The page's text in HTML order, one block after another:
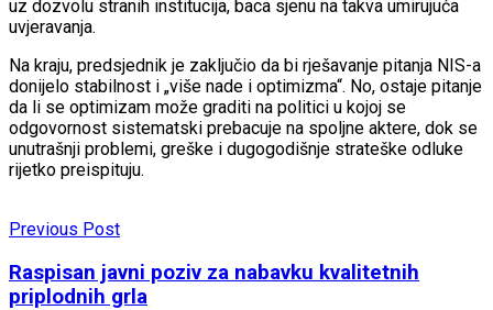
uz dozvolu stranih institucija, baca sjenu na takva umirujuća
uvjeravanja.
Na kraju, predsjednik je zaključio da bi rješavanje pitanja NIS-a
donijelo stabilnost i „više nade i optimizma“. No, ostaje pitanje
da li se optimizam može graditi na politici u kojoj se
odgovornost sistematski prebacuje na spoljne aktere, dok se
unutrašnji problemi, greške i dugogodišnje strateške odluke
rijetko preispituju.
Previous Post
Raspisan javni poziv za nabavku kvalitetnih
priplodnih grla